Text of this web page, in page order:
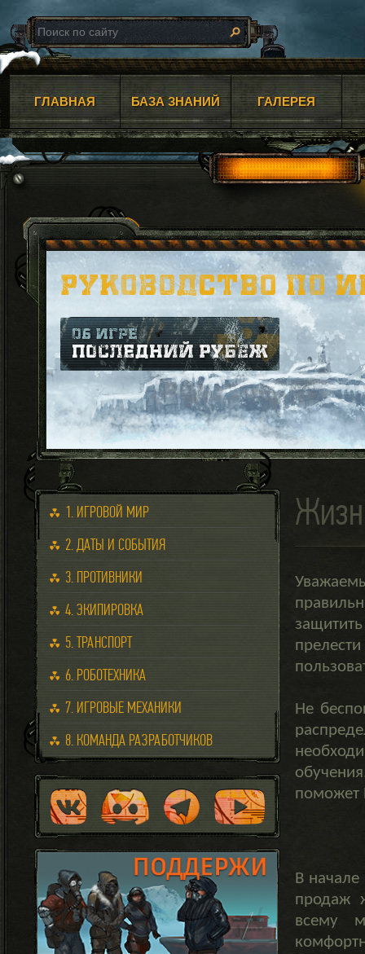
ГЛАВНАЯ БАЗА ЗНАНИЙ ГАЛЕРЕЯ
1. ИГРОВОЙ МИР
2. ДАТЫ И СОБЫТИЯ
3. ПРОТИВНИКИ
4. ЭКИПИРОВКА
5. ТРАНСПОРТ
6. РОБОТЕХНИКА
7. ИГРОВЫЕ МЕХАНИКИ
8. КОМАНДА РАЗРАБОТЧИКОВ
Не
поможет
В
продаж
всему